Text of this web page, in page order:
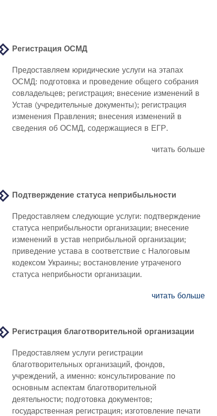
Регистрация ОСМД
Предоставляем юридические услуги на этапах
ОСМД: подготовка и проведение общего собрания
совладельцев; регистрация; внесение изменений в
Устав (учредительные документы); регистрация
изменения Правления; внесения изменений в
сведения об ОСМД, содержащиеся в ЕГР.
читать больше
Подтверждение статуса неприбыльности
Предоставляем следующие услуги: подтверждение
статуса неприбыльности организации; внесение
изменений в устав неприбыльной организации;
приведение устава в соответствие с Налоговым
кодексом Украины; востановление утраченого
статуса неприбьности организации.
читать больше
Регистрация благотворительной организации
Предоставляем услуги регистрации
благотворительных организаций, фондов,
учреждений, а именно: консультирование по
основным аспектам благотворительной
деятельности; подготовка документов;
государственная регистрация; изготовление печати